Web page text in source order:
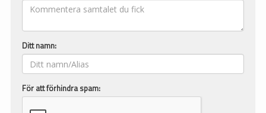
Ditt namn:
För att förhindra spam: